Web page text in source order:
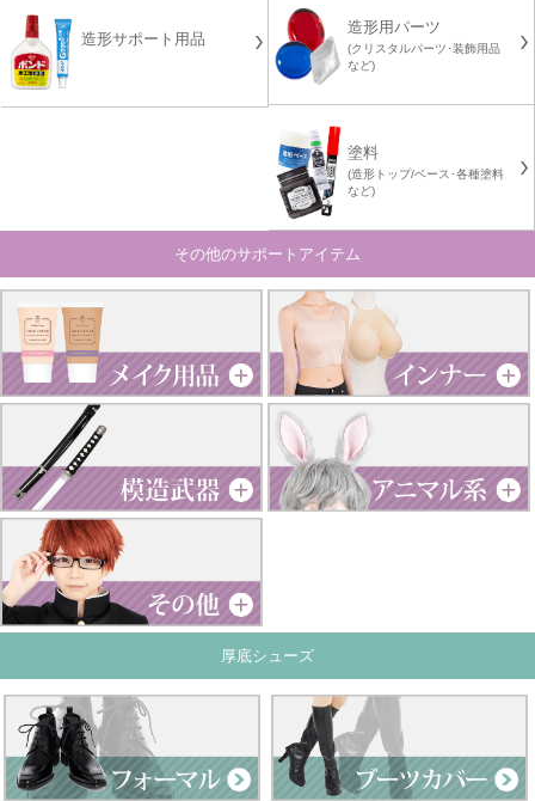
造形サポート用品
造形用パーツ
(クリスタルパーツ･装飾用品
など)
塗料
(造形トップ/ベース･各種塗料
など)
その他のサポートアイテム
厚底シューズ